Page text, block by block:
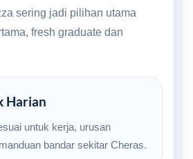
sering jadi pilihan utama
fresh graduate dan
Harian
untuk kerja, urusan
bandar sekitar Cheras.